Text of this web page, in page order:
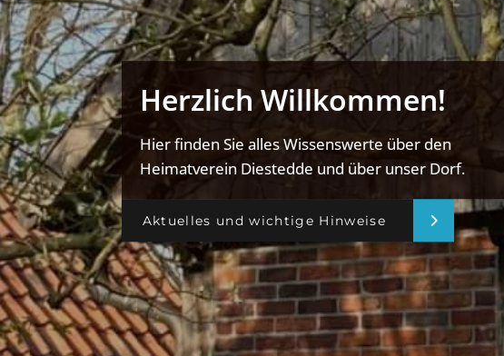
Herzlich Willkommen!
Hier finden Sie alles Wissenswerte über den
Heimatverein Diestedde und über unser Dorf.
Aktuelles und wichtige Hinweise